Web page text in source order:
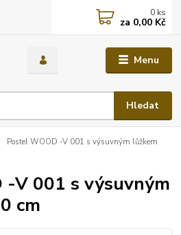
Menu
Hledat
0 ks
za 0,00 Kč
Postel WOOD -V 001 s výsuvným lůžkem
-V 001 s výsuvným
cm